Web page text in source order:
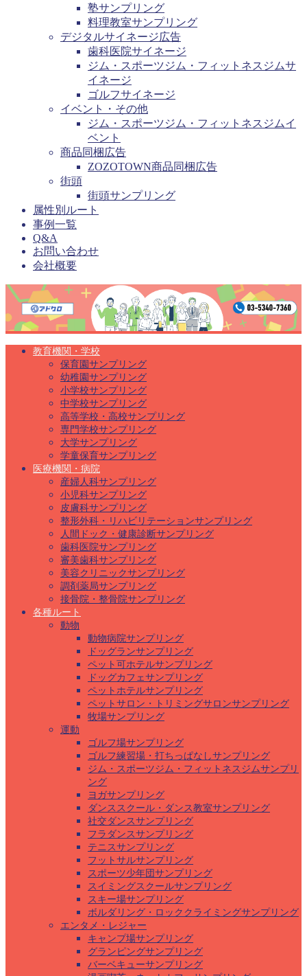
塾サンプリング
料理教室サンプリング
デジタルサイネージ広告
歯科医院サイネージ
ジム・スポーツジム・フィットネスジムサ
イネージ
ゴルフサイネージ
イベント・その他
ジム・スポーツジム・フィットネスジムイ
ベント
商品同梱広告
ZOZOTOWN商品同梱広告
街頭
街頭サンプリング
属性別ルート
事例一覧
Q&A
お問い合わせ
会社概要
教育機関・学校
保育園サンプリング
幼稚園サンプリング
小学校サンプリング
中学校サンプリング
高等学校・高校サンプリング
専門学校サンプリング
大学サンプリング
学童保育サンプリング
医療機関・病院
産婦人科サンプリング
小児科サンプリング
皮膚科サンプリング
整形外科・リハビリテーションサンプリング
人間ドック・健康診断サンプリング
歯科医院サンプリング
審美歯科サンプリング
美容クリニックサンプリング
調剤薬局サンプリング
接骨院・整骨院サンプリング
各種ルート
動物
動物病院サンプリング
ドッグランサンプリング
ペット可ホテルサンプリング
ドッグカフェサンプリング
ペットホテルサンプリング
ペットサロン・トリミングサロンサンプリング
牧場サンプリング
運動
ゴルフ場サンプリング
ゴルフ練習場・打ちっぱなしサンプリング
ジム・スポーツジム・フィットネスジムサンプリ
ング
ヨガサンプリング
ダンススクール・ダンス教室サンプリング
社交ダンスサンプリング
フラダンスサンプリング
テニスサンプリング
フットサルサンプリング
スポーツ少年団サンプリング
スイミングスクールサンプリング
スキー場サンプリング
ボルダリング・ロッククライミングサンプリング
エンタメ・レジャー
キャンプ場サンプリング
グランピングサンプリング
バーベキューサンプリング